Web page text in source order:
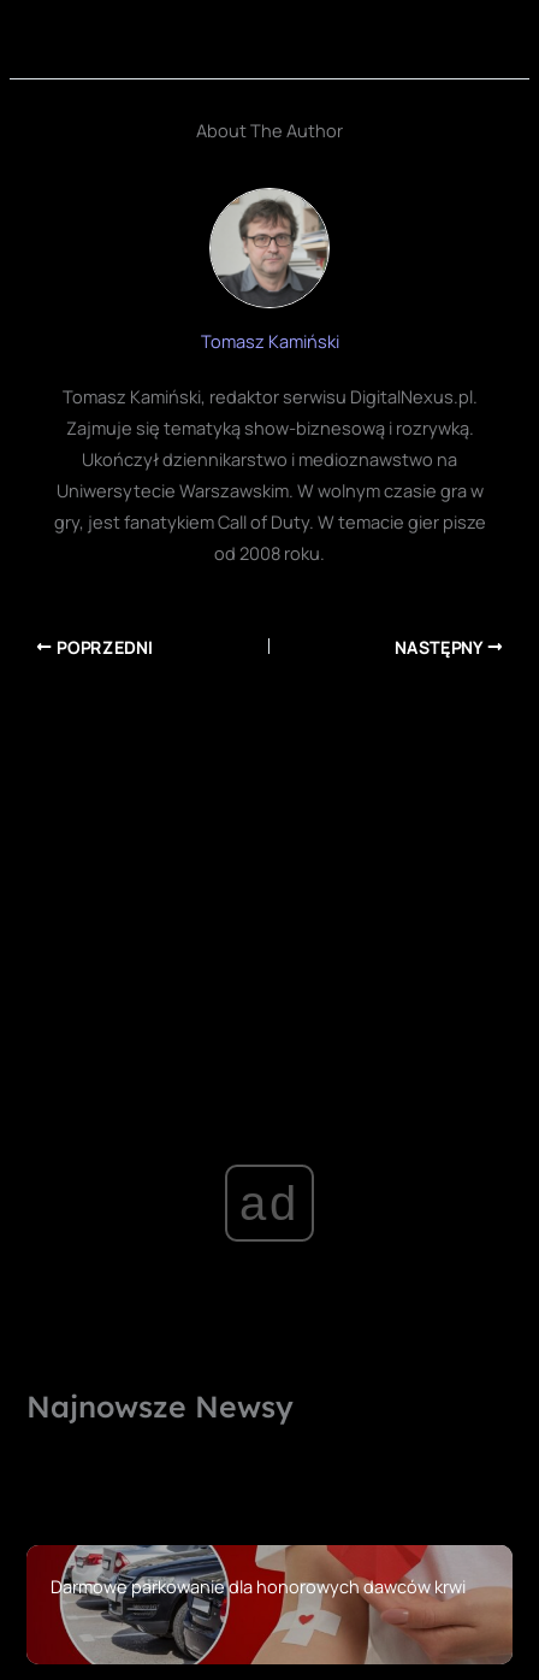
About The Author
Tomasz Kamiński
Tomasz Kamiński, redaktor serwisu DigitalNexus.pl.
Zajmuje się tematyką show-biznesową i rozrywką.
Ukończył dziennikarstwo i medioznawstwo na
Uniwersytecie Warszawskim. W wolnym czasie gra w
gry, jest fanatykiem Call of Duty. W temacie gier pisze
od 2008 roku.
POPRZEDNI NASTĘPNY
ad
Najnowsze Newsy
Darmowe parkowanie dla honorowych dawców krwi